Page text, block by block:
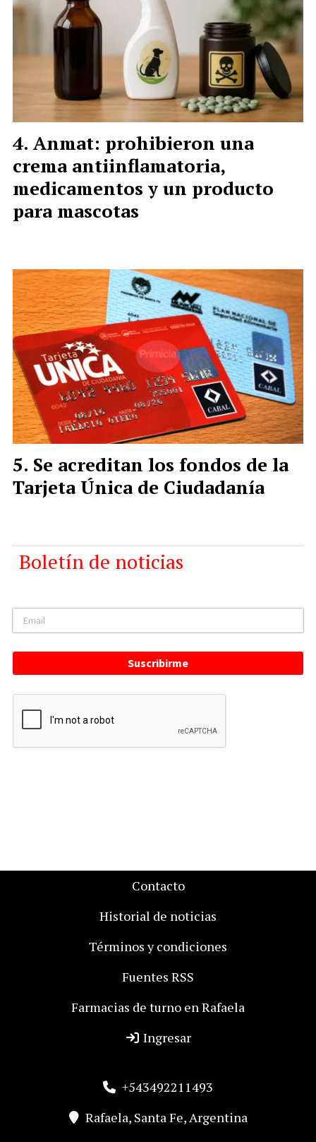
Anmat: prohibieron una
crema antiinflamatoria,
medicamentos y un producto
para mascotas
Se acreditan los fondos de la
Tarjeta Única de Ciudadanía
Boletín de noticias
Suscribirme
Contacto
Historial de noticias
Términos y condiciones
Fuentes RSS
Farmacias de turno en Rafaela
Ingresar
+543492211493
Rafaela, Santa Fe, Argentina